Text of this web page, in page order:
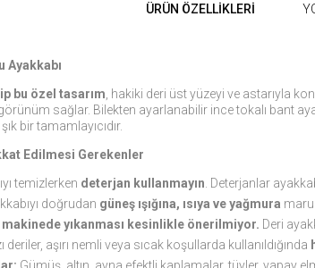
ÜRÜN ÖZELLIKLERI
Ayakkabı
bu özel tasarım , hakiki deri üst yüzeyi ve astarıyla
sağlar. Bilekten ayarlanabilir ince tokalı bant
bir tamamlayıcıdır.
Edilmesi Gerekenler
temizlerken deterjan kullanmayın . Deterjanlar
doğrudan güneş ışığına, ısıya ve yağmura
makinede yıkanması kesinlikle önerilmiyor. Deri
deriler, aşırı nemli veya sıcak koşullarda kullanıldığında